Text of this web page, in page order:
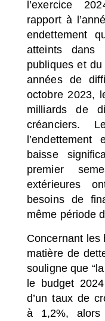
l’exercice
rapport à
endettement
atteints dans
publiques et
années de
octobre 2023,
milliards de
créanciers.
baisse
premier
extérieures
besoins de
même période
Concernant les
matière de
souligne que
le budget
d’un taux de
à 1,2%, alors